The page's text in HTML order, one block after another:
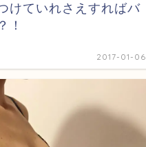
けていれさえすればバ
！
2017-01-06